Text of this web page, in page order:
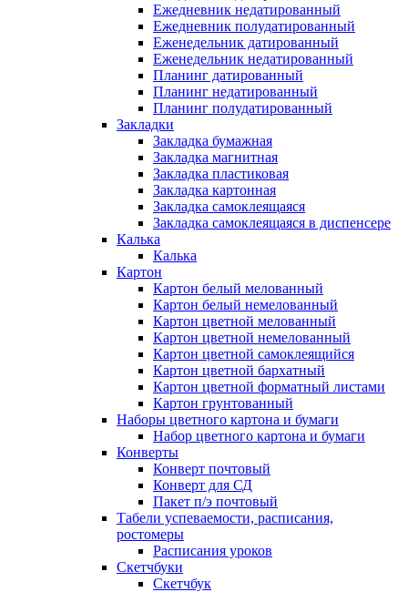
Ежедневник недатированный
Ежедневник полудатированный
Еженедельник датированный
Еженедельник недатированный
Планинг датированный
Планинг недатированный
Планинг полудатированный
Закладки
Закладка бумажная
Закладка магнитная
Закладка пластиковая
Закладка картонная
Закладка самоклеящаяся
Закладка самоклеящаяся в диспенсере
Калька
Калька
Картон
Картон белый мелованный
Картон белый немелованный
Картон цветной мелованный
Картон цветной немелованный
Картон цветной самоклеящийся
Картон цветной бархатный
Картон цветной форматный листами
Картон грунтованный
Наборы цветного картона и бумаги
Набор цветного картона и бумаги
Конверты
Конверт почтовый
Конверт для СД
Пакет п/э почтовый
Табели успеваемости, расписания,
ростомеры
Расписания уроков
Скетчбуки
Скетчбук